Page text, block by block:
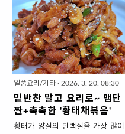
으면 되는데요.요리가 간단한데 국
산이고 양도 많고 가격도 착해서 강
추하는 식재료입니다.우렁이는 대
부분 쌈장이나 된장찌개로 해서 드
시지만 '골뱅이무침'처럼 만들어도
맛있습니다.빨간 무침이니 매콤하
면서 단짠단짜하고 입맛을 살려주
지만 우렁이가 더 부드럽게 야들 야
들해서 색다른 식감을 내줍니다.그
냥 밥 반찬으로 드셔도 좋고 골뱅이
일품요리/기타 · 2026. 3. 20. 08:30
밑반찬 말고 요리로~ 맵단
짠+촉촉한 '황태채볶음'
황태가 양질의 단백질을 가장 많이